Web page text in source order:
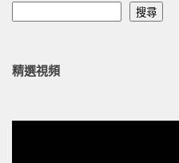
搜尋
精選視頻